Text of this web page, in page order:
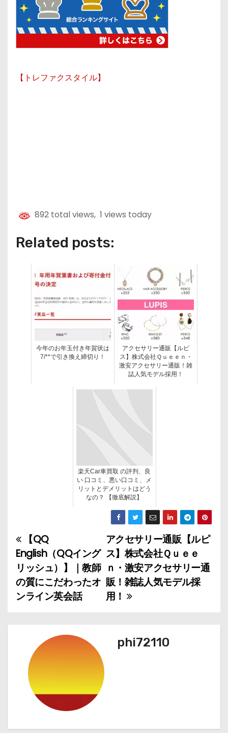
【トレファクスタイル】
892 total views, 1 views today
Related posts:
今年のお年玉付き年賀状は
7/**で引き換え締切り！
アクセサリー通販【ルピ
ス】株式会社Ｑｕｅｅｎ・
激安アクセサリー通販！雑
誌人気モデル採用！
楽天Car車買取 の評判、良
い 口コミ、悪い口コミ、メ
リットとデメリットはどう
なの？ 【徹底解説】
投
稿
ナ
ビ
ゲ
シ
ョ
アクセサリー通販【ルピ
ス】株式会社Ｑｕｅｅ
ｎ・激安アクセサリー通
販！雑誌人気モデル採
用！
【QQ
English（QQイング
リッシュ）】｜教師
の質にこだわったオ
ンライン英会話
phi72110